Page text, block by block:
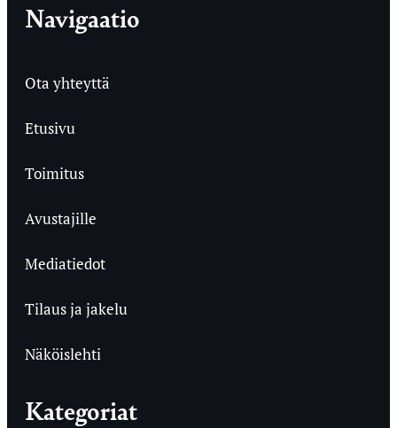
Navigaatio
Ota yhteyttä
Etusivu
Toimitus
Avustajille
Mediatiedot
Tilaus ja jakelu
Näköislehti
Kategoriat